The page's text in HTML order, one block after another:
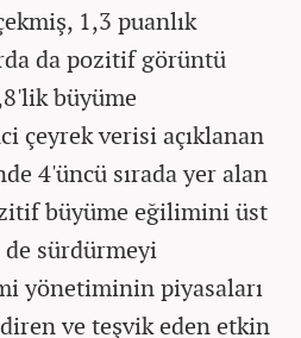
1,3 puanlık
da pozitif görüntü
büyüme
çeyrek verisi açıklanan
4'üncü sırada yer alan
büyüme eğilimini üst
sürdürmeyi
yönetiminin piyasaları
ve teşvik eden etkin